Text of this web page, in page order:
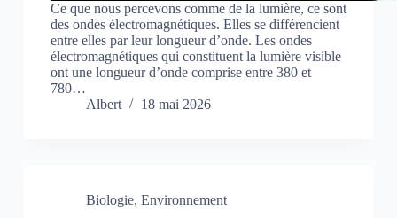
Ce que nous percevons comme de la lumière, ce sont
des ondes électromagnétiques. Elles se différencient
entre elles par leur longueur d’onde. Les ondes
électromagnétiques qui constituent la lumière visible
ont une longueur d’onde comprise entre 380 et
780…
Albert
18 mai 2026
Biologie, Environnement